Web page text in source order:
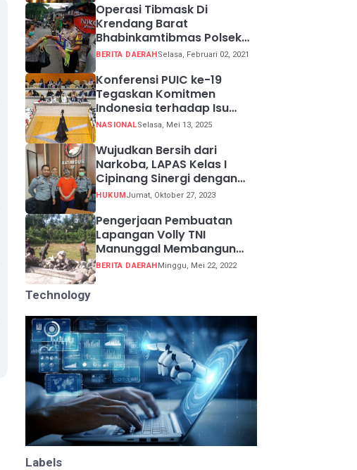
Operasi Tibmask Di
Krendang Barat
Bhabinkamtibmas Polsek
Tambora Bagikan Masker
Prokes
BERITA DAERAHSelasa, Februari 02, 2021
Konferensi PUIC ke-19
Tegaskan Komitmen
Indonesia terhadap Isu
Lingkungan Global
NASIONALSelasa, Mei 13, 2025
Wujudkan Bersih dari
Narkoba, LAPAS Kelas I
Cipinang Sinergi dengan
Kepolisian Resor Metro
HUKUMJumat, Oktober 27, 2023
Pengerjaan Pembuatan
Lapangan Volly TNI
Manunggal Membangun
Desa (TMMD) ke 113
BERITA DAERAHMinggu, Mei 22, 2022
Technology
Labels